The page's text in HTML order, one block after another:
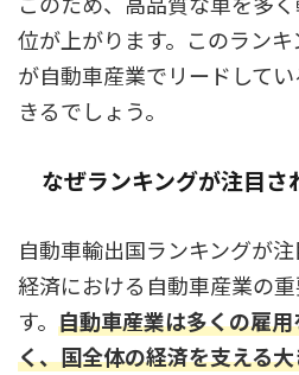
位が上がります。このラン
が自動車産業でリードして
きるでしょう。
なぜランキングが注目さ
自動車輸出国ランキングが
経済における自動車産業の
す。 自動車産業は多くの雇
く、国全体の経済を支える